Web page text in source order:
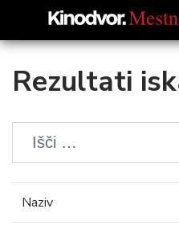
Rezultati
Naziv